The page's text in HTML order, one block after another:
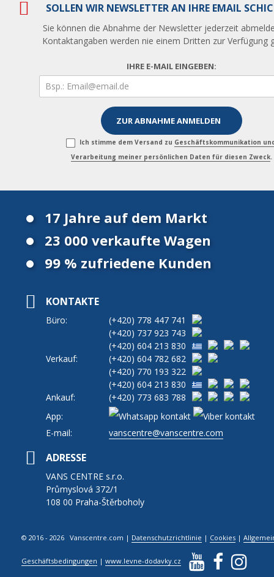
SOLLEN WIR NEWSLETTER AN IHRE EMAIL
Sie können die Abnahme der Newsletter jederzeit
Kontaktangaben werden nie einem Dritten zur Verfügung
IHRE E-MAIL EINGEBEN:
Ich stimme dem Versand zu Geschäftskommunikation
Verarbeitung meiner persönlichen Daten für diesen Zweck.
17 Jahre auf dem Markt
23 000 verkaufte Wagen
99 % zufriedene Kunden
KONTAKTE
Büro: (+420) 778 447 741
(+420) 737 923 743
(+420) 604 213 830
Verkauf:
(+420) 604 782 682
(+420) 770 193 322
(+420) 604 213 830
Ankauf:
(+420) 773 683 788
App:
E-mail:
vanscentre@vanscentre.com
ADRESSE
VANS CENTRE s.r.o.
Průmyslová 372/1
108 00 Praha-Štěrboholy
© 2016 - 2026 Vanscentre.com | Datenschutzrichtlinie | Cookies |
Geschäftsbedingungen |www.levne-dodavky.cz